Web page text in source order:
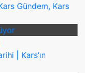
Gündem, Kars
| Kars’ın